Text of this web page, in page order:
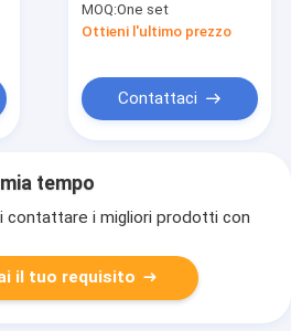
diodo fibra laser
Machine
MOQ:One set
Ottieni l'ultimo prezzo
Contattaci
tempo
contattare i migliori prodotti con
il tuo requisito